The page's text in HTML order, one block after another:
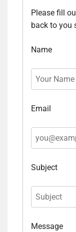
Please fill
back to you
Name
Email
Subject
Message